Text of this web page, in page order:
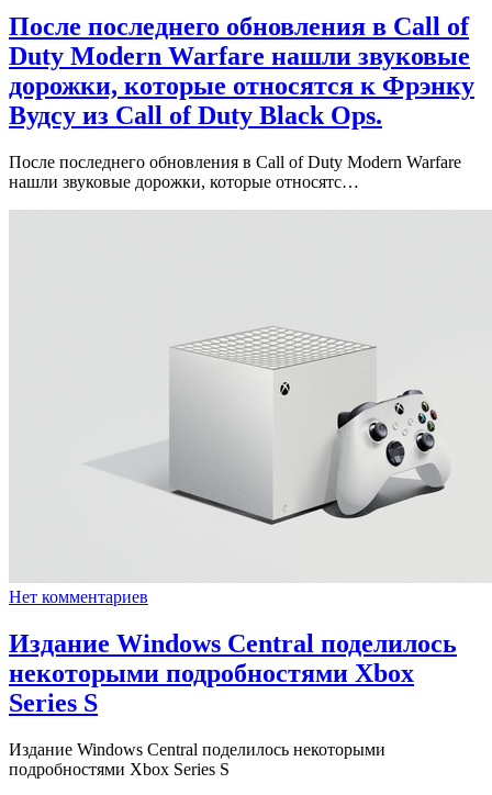
После последнего обновления в Call of
Duty Modern Warfare нашли звуковые
дорожки, которые относятся к Фрэнку
Вудсу из Call of Duty Black Ops.
После последнего обновления в Call of Duty Modern Warfare
нашли звуковые дорожки, которые относятс…
Нет комментариев
Издание Windows Central поделилось
некоторыми подробностями Xbox
Series S
Издание Windows Central поделилось некоторыми
подробностями Xbox Series S